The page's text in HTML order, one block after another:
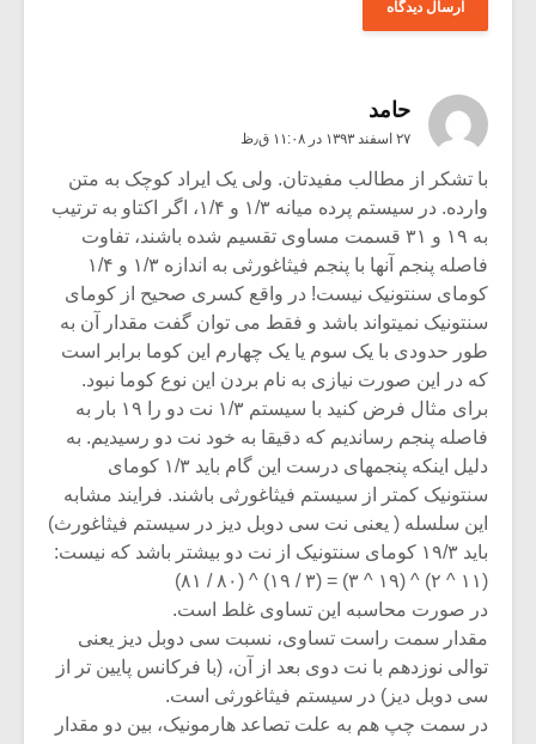
حامد
۲۷ اسفند ۱۳۹۳ در ۱۱:۰۸ ق٫ظ
با تشکر از مطالب مفیدتان. ولی یک ایراد کوچک به متن
وارده. در سیستم پرده میانه ۱/۳ و ۱/۴، اگر اکتاو به ترتیب
به ۱۹ و ۳۱ قسمت مساوی تقسیم شده باشند، تفاوت
فاصله پنجم آنها با پنجم فیثاغورثی به اندازه ۱/۳ و ۱/۴
کومای سنتونیک نیست! در واقع کسری صحیح از کومای
سنتونیک نمیتواند باشد و فقط می توان گفت مقدار آن به
طور حدودی با یک سوم یا یک چهارم این کوما برابر است
که در این صورت نیازی به نام بردن این نوع کوما نبود.
برای مثال فرض کنید با سیستم ۱/۳ نت دو را ۱۹ بار به
فاصله پنجم رساندیم که دقیقا به خود نت دو رسیدیم. به
دلیل اینکه پنجمهای درست این گام باید ۱/۳ کومای
سنتونیک کمتر از سیستم فیثاغورثی باشند. فرایند مشابه
این سلسله ( یعنی نت سی دوبل دیز در سیستم فیثاغورث)
باید ۱۹/۳ کومای سنتونیک از نت دو بیشتر باشد که نیست:
(۱۱ ^ ۲) ^ (۱۹ ^ ۳) = (۳ / ۱۹) ^ (۸۰ / ۸۱)
در صورت محاسبه این تساوی غلط است.
مقدار سمت راست تساوی، نسبت سی دوبل دیز یعنی
توالی نوزدهم با نت دوی بعد از آن، (با فرکانس پایین تر از
سی دوبل دیز) در سیستم فیثاغورثی است.
در سمت چپ هم به علت تصاعد هارمونیک، بین دو مقدار